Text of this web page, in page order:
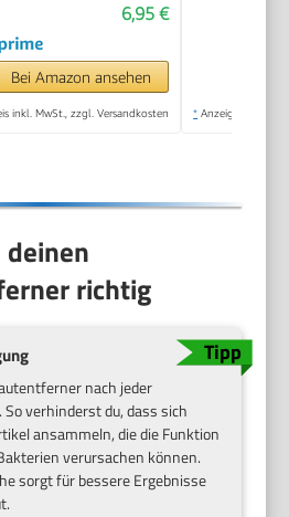
Creme
sehr trockene
mit Urea
6,95 €
Bei Amazon ansehen
inkl. MwSt., zzgl. Versandkosten * Anzeige
richtig
nach jeder
verhinderst du, dass sich
ansammeln, die die Funktion
verursachen können.
sorgt für bessere Ergebnisse